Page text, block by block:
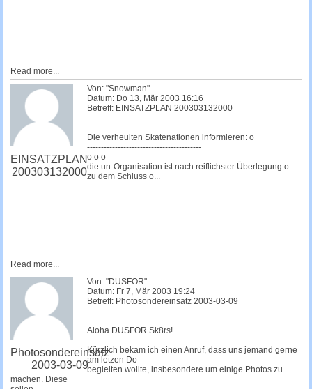
Read more...
EINSATZPLAN
200303132000
Von: "Snowman"
Datum: Do 13, Mär 2003 16:16
Betreff: EINSATZPLAN 200303132000
Die verheulten Skatenationen informieren: o
-----------------------------------------
o o o
die un-Organisation ist nach reiflichster Überlegung o
zu dem Schluss o...
Read more...
Photosondereinsatz
2003-03-09
Von: "DUSFOR"
Datum: Fr 7, Mär 2003 19:24
Betreff: Photosondereinsatz 2003-03-09
Aloha DUSFOR Sk8rs!
Kürzlich bekam ich einen Anruf, dass uns jemand gerne
am letzen Do
begleiten wollte, insbesondere um einige Photos zu
machen. Diese